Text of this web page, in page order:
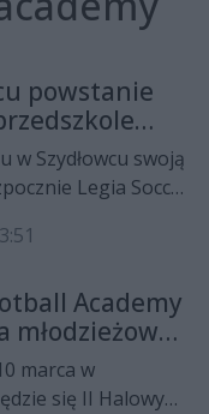
powstanie
w Szydłowcu swoją
Legia Soccer
o współpracy z
Academy
młodzieżowy
marca w
się II Halowy